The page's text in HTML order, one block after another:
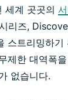
세계 곳곳의
리즈,
스트리밍하
제한 대역폭
없습니다.